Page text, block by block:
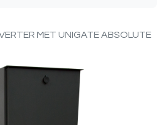
MET UNIGATE ABSOLUTE